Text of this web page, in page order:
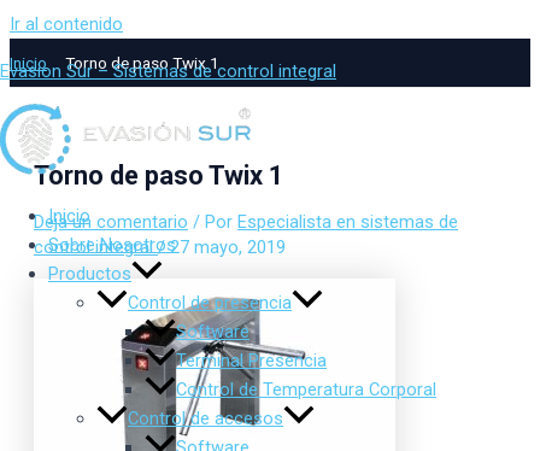
Ir al contenido
Evasion Sur – Sistemas de control integral
Inicio
Sobre Nosotros
Productos
Control de presencia
Software
Terminal Presencia
Control de Temperatura Corporal
Control de accesos
Inicio Torno de paso Twix 1
Torno de paso Twix 1
Deja un comentario / Por Especialista en sistemas de
control integral/27 mayo, 2019